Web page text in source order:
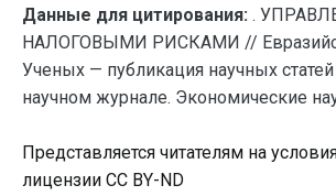
Данные для цитирования: .
НАЛОГОВЫМИ РИСКАМИ //
Ученых — публикация научных
научном журнале. Экономические
Представляется читателям на
лицензии CC BY-ND